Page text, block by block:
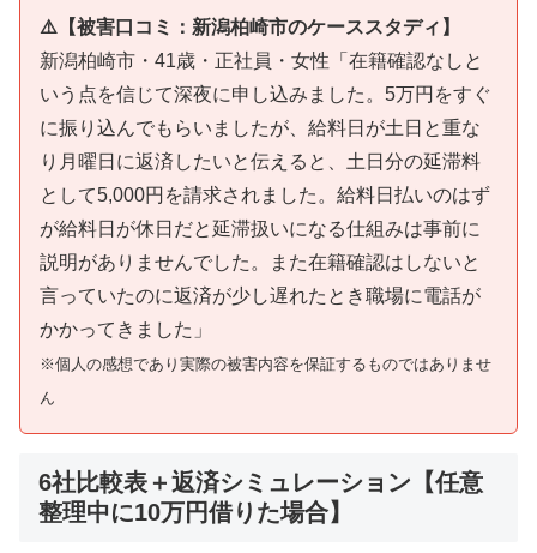
⚠️【被害口コミ：新潟柏崎市のケーススタディ】
新潟柏崎市・41歳・正社員・女性「在籍確認なしと
いう点を信じて深夜に申し込みました。5万円をすぐ
に振り込んでもらいましたが、給料日が土日と重な
り月曜日に返済したいと伝えると、土日分の延滞料
として5,000円を請求されました。給料日払いのはず
が給料日が休日だと延滞扱いになる仕組みは事前に
説明がありませんでした。また在籍確認はしないと
言っていたのに返済が少し遅れたとき職場に電話が
かかってきました」
※個人の感想であり実際の被害内容を保証するものではありませ
ん
6社比較表＋返済シミュレーション【任意
整理中に10万円借りた場合】